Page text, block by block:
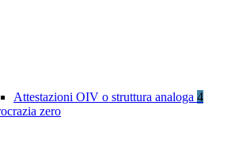
Attestazioni OIV o struttura analoga 4
zero